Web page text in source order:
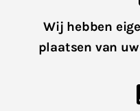
Wij hebben
plaatsen van